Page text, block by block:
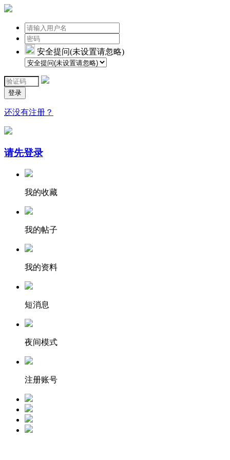
安全提问(未设置请忽略)
登录
还没有注册？
请先登录
我的收藏
我的帖子
我的资料
短消息
夜间模式
注册账号